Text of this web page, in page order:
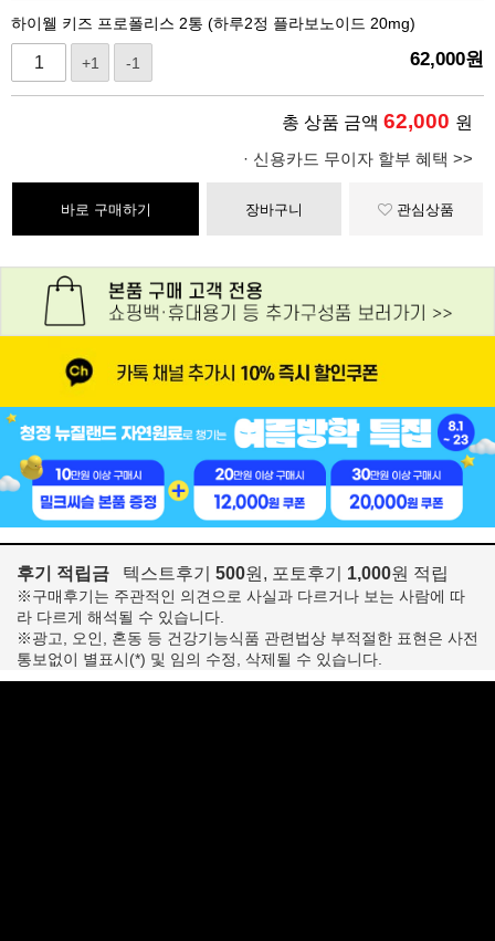
하이웰 키즈 프로폴리스 2통 (하루2정 플라보노이드 20mg)
+1 -1 62,000원
총 상품 금액 62,000 원
· 신용카드 무이자 할부 혜택 >>
바로 구매하기 장바구니 관심상품
후기 적립금 텍스트후기 500원, 포토후기 1,000원 적립
※구매후기는 주관적인 의견으로 사실과 다르거나 보는 사람에 따
라 다르게 해석될 수 있습니다.
※광고, 오인, 혼동 등 건강기능식품 관련법상 부적절한 표현은 사전
통보없이 별표시(*) 및 임의 수정, 삭제될 수 있습니다.